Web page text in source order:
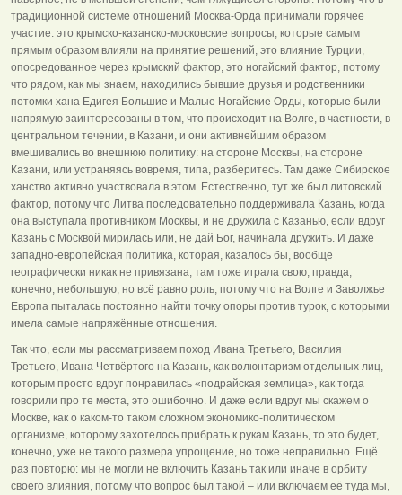
традиционной системе отношений Москва-Орда принимали горячее
участие: это крымско-казанско-московские вопросы, которые самым
прямым образом влияли на принятие решений, это влияние Турции,
опосредованное через крымский фактор, это ногайский фактор, потому
что рядом, как мы знаем, находились бывшие друзья и родственники
потомки хана Едигея Большие и Малые Ногайские Орды, которые были
напрямую заинтересованы в том, что происходит на Волге, в частности, в
центральном течении, в Казани, и они активнейшим образом
вмешивались во внешнюю политику: на стороне Москвы, на стороне
Казани, или устраняясь вовремя, типа, разберитесь. Там даже Сибирское
ханство активно участвовала в этом. Естественно, тут же был литовский
фактор, потому что Литва последовательно поддерживала Казань, когда
она выступала противником Москвы, и не дружила с Казанью, если вдруг
Казань с Москвой мирилась или, не дай Бог, начинала дружить. И даже
западно-европейская политика, которая, казалось бы, вообще
географически никак не привязана, там тоже играла свою, правда,
конечно, небольшую, но всё равно роль, потому что на Волге и Заволжье
Европа пыталась постоянно найти точку опоры против турок, с которыми
имела самые напряжённые отношения.
Так что, если мы рассматриваем поход Ивана Третьего, Василия
Третьего, Ивана Четвёртого на Казань, как волюнтаризм отдельных лиц,
которым просто вдруг понравилась «подрайская землица», как тогда
говорили про те места, это ошибочно. И даже если вдруг мы скажем о
Москве, как о каком-то таком сложном экономико-политическом
организме, которому захотелось прибрать к рукам Казань, то это будет,
конечно, уже не такого размера упрощение, но тоже неправильно. Ещё
раз повторю: мы не могли не включить Казань так или иначе в орбиту
своего влияния, потому что вопрос был такой – или включаем её туда мы,